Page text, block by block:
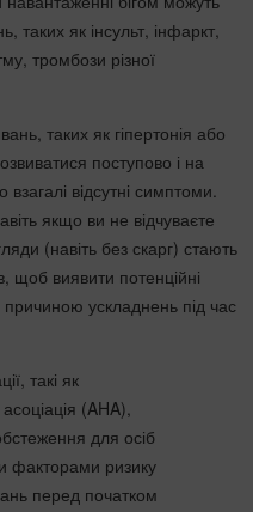
таких як інсульт, інфаркт,
тромбози різної
таких як гіпертонія або
поступово і на
взагалі відсутні симптоми.
якщо ви не відчуваєте
(навіть без скарг) стають
щоб виявити потенційні
ускладнень під час
такі як
(AHA),
для осіб
факторами ризику
перед початком